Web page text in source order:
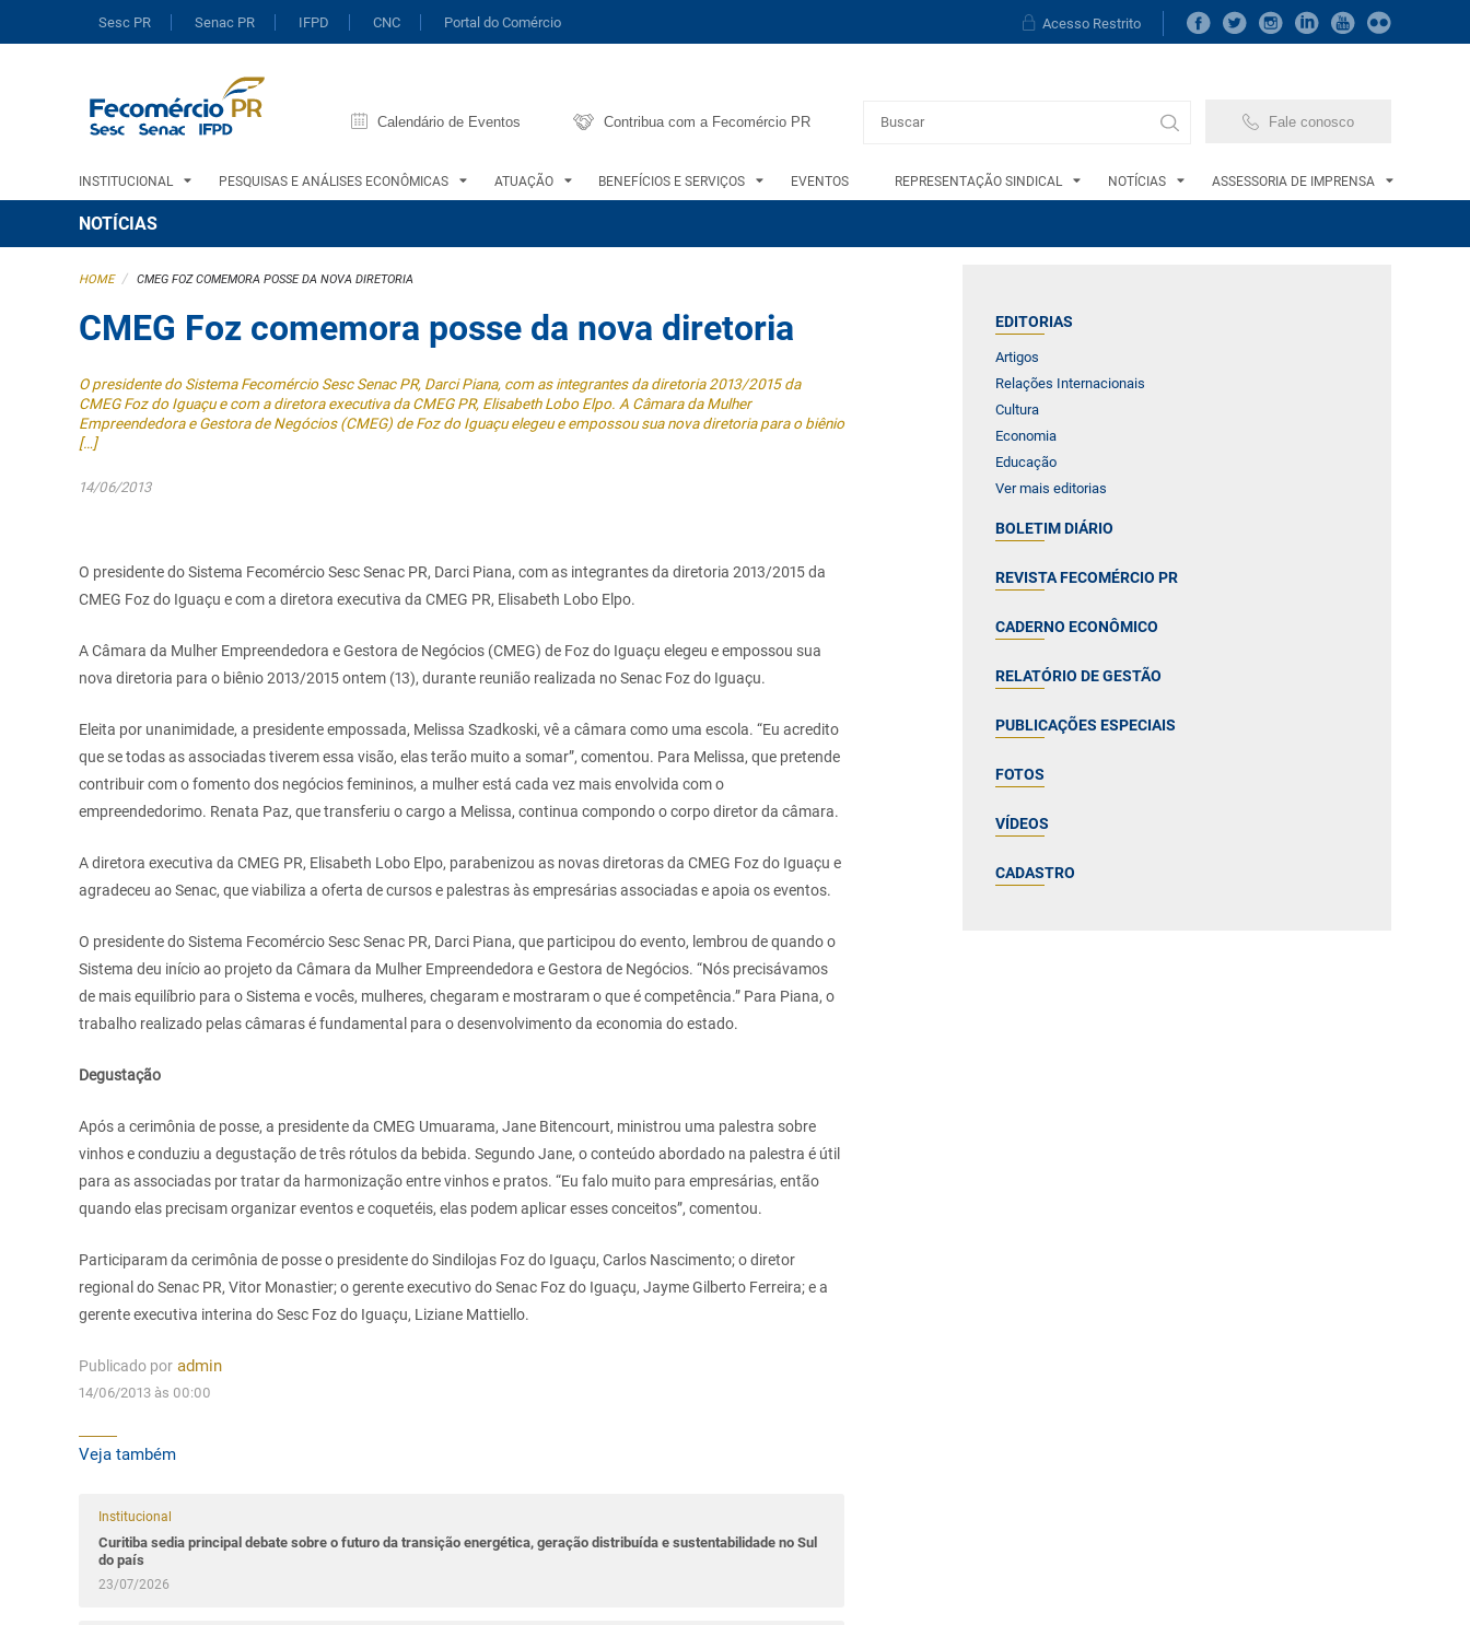
Sesc PR Senac PR IFPD CNC Portal do Comércio Acesso Restrito
Calendário de Eventos Contribua com a Fecomércio PR Fale conosco
INSTITUCIONAL PESQUISAS E ANÁLISES ECONÔMICAS ATUAÇÃO BENEFÍCIOS E SERVIÇOS EVENTOS REPRESENTAÇÃO SINDICAL NOTÍCIAS ASSESSORIA DE IMPRENSA
NOTÍCIAS
EDITORIAS
Artigos
Relações Internacionais
Cultura
Economia
Educação
Ver mais editorias
BOLETIM DIÁRIO
REVISTA FECOMÉRCIO PR
CADERNO ECONÔMICO
RELATÓRIO DE GESTÃO
PUBLICAÇÕES ESPECIAIS
FOTOS
VÍDEOS
CADASTRO
HOME / CMEG FOZ COMEMORA POSSE DA NOVA DIRETORIA
CMEG Foz comemora posse da nova diretoria
O presidente do Sistema Fecomércio Sesc Senac PR, Darci Piana, com as integrantes da diretoria 2013/2015 da
CMEG Foz do Iguaçu e com a diretora executiva da CMEG PR, Elisabeth Lobo Elpo. A Câmara da Mulher
Empreendedora e Gestora de Negócios (CMEG) de Foz do Iguaçu elegeu e empossou sua nova diretoria para o biênio
[…]
14/06/2013
O presidente do Sistema Fecomércio Sesc Senac PR, Darci Piana, com as integrantes da diretoria 2013/2015 da
CMEG Foz do Iguaçu e com a diretora executiva da CMEG PR, Elisabeth Lobo Elpo.
A Câmara da Mulher Empreendedora e Gestora de Negócios (CMEG) de Foz do Iguaçu elegeu e empossou sua
nova diretoria para o biênio 2013/2015 ontem (13), durante reunião realizada no Senac Foz do Iguaçu.
Eleita por unanimidade, a presidente empossada, Melissa Szadkoski, vê a câmara como uma escola. “Eu acredito
que se todas as associadas tiverem essa visão, elas terão muito a somar”, comentou. Para Melissa, que pretende
contribuir com o fomento dos negócios femininos, a mulher está cada vez mais envolvida com o
empreendedorimo. Renata Paz, que transferiu o cargo a Melissa, continua compondo o corpo diretor da câmara.
A diretora executiva da CMEG PR, Elisabeth Lobo Elpo, parabenizou as novas diretoras da CMEG Foz do Iguaçu e
agradeceu ao Senac, que viabiliza a oferta de cursos e palestras às empresárias associadas e apoia os eventos.
O presidente do Sistema Fecomércio Sesc Senac PR, Darci Piana, que participou do evento, lembrou de quando o
Sistema deu início ao projeto da Câmara da Mulher Empreendedora e Gestora de Negócios. “Nós precisávamos
de mais equilíbrio para o Sistema e vocês, mulheres, chegaram e mostraram o que é competência.” Para Piana, o
trabalho realizado pelas câmaras é fundamental para o desenvolvimento da economia do estado.
Degustação
Após a cerimônia de posse, a presidente da CMEG Umuarama, Jane Bitencourt, ministrou uma palestra sobre
vinhos e conduziu a degustação de três rótulos da bebida. Segundo Jane, o conteúdo abordado na palestra é útil
para as associadas por tratar da harmonização entre vinhos e pratos. “Eu falo muito para empresárias, então
quando elas precisam organizar eventos e coquetéis, elas podem aplicar esses conceitos”, comentou.
Participaram da cerimônia de posse o presidente do Sindilojas Foz do Iguaçu, Carlos Nascimento; o diretor
regional do Senac PR, Vitor Monastier; o gerente executivo do Senac Foz do Iguaçu, Jayme Gilberto Ferreira; e a
gerente executiva interina do Sesc Foz do Iguaçu, Liziane Mattiello.
Publicado por admin
14/06/2013 às 00:00
Veja também
Institucional
Curitiba sedia principal debate sobre o futuro da transição energética, geração distribuída e sustentabilidade no Sul
do país
23/07/2026